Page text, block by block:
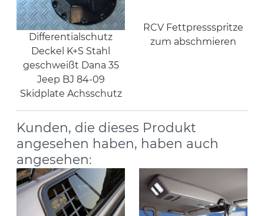
Differentialschutz
Deckel K+S Stahl
geschweißt Dana 35
Jeep BJ 84-09
Skidplate Achsschutz
RCV Fettpressspritze
zum abschmieren
Kunden, die dieses Produkt
angesehen haben, haben auch
angesehen: